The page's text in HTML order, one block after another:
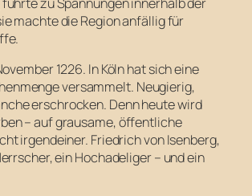
machte die Region anfällig für
1226. In Köln hat sich eine
versammelt. Neugierig,
erschrocken. Denn heute wird
– auf grausame, öffentliche
irgendeiner. Friedrich von Isenberg,
ein Hochadeliger – und ein